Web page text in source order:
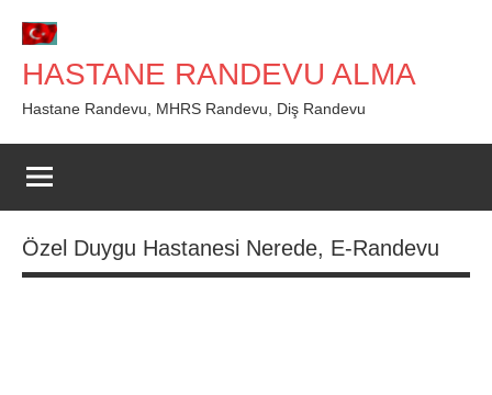
geç
HASTANE RANDEVU ALMA
Hastane Randevu, MHRS Randevu, Diş Randevu
Özel Duygu Hastanesi Nerede, E-Randevu